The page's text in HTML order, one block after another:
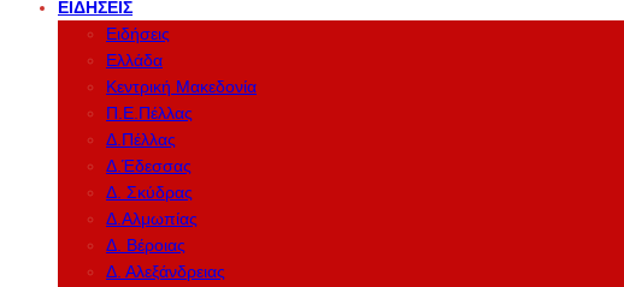
ΕΙΔΉΣΕΙΣ
Ειδήσεις
Ελλάδα
Κεντρική Μακεδονία
Π.Ε.Πέλλας
Δ.Πέλλας
Δ.Έδεσσας
Δ. Σκύδρας
Δ.Αλμωπίας
Δ. Βέροιας
Δ. Αλεξάνδρειας